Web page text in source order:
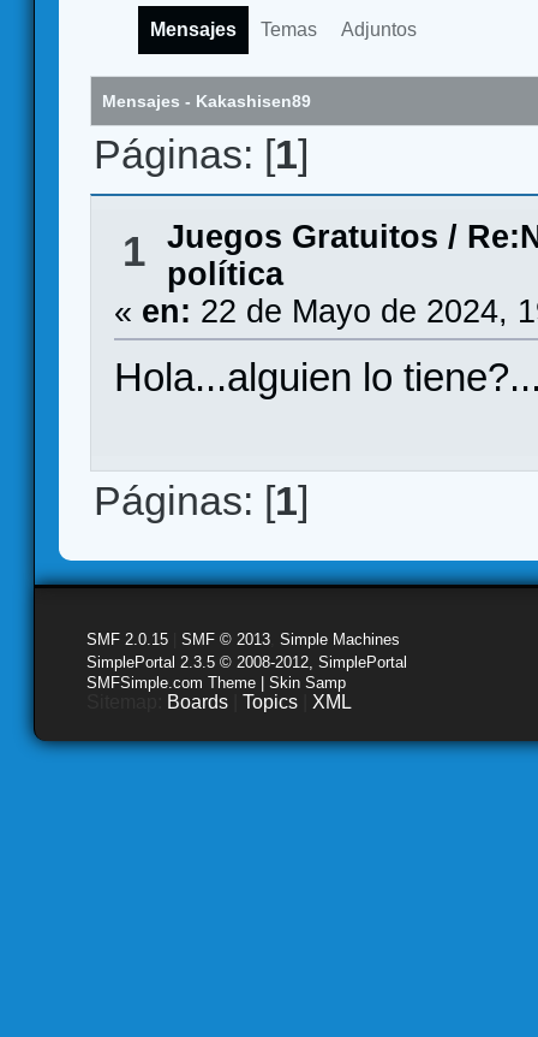
Mensajes Temas Adjuntos
Mensajes - Kakashisen89
Páginas: [1]
1 Juegos Gratuitos /
política
« en: 22 de Mayo de 2024,
Hola...alguien lo
Páginas: [1]
SMF 2.0.15 SMF © 2013 Simple Machines
SimplePortal 2.3.5 © 2008-2012, SimplePortal
SMFSimple.com Theme | Skin Samp
Boards Topics XML